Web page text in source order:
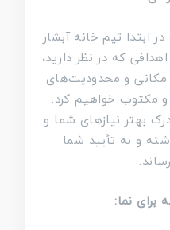
ابتدا تیم خانه آبشار
که در نظر دارید،
و محدودیت‌های
مکتوب خواهیم کرد.
بهتر نیازهای شما و
و به تأیید شما
برای نما: